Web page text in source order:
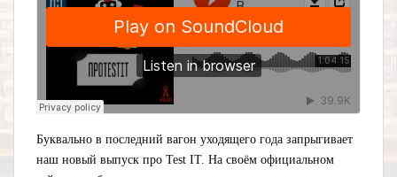
Буквально в последний вагон уходящего года запрыгивает
наш новый выпуск про Test IT. На своём официальном